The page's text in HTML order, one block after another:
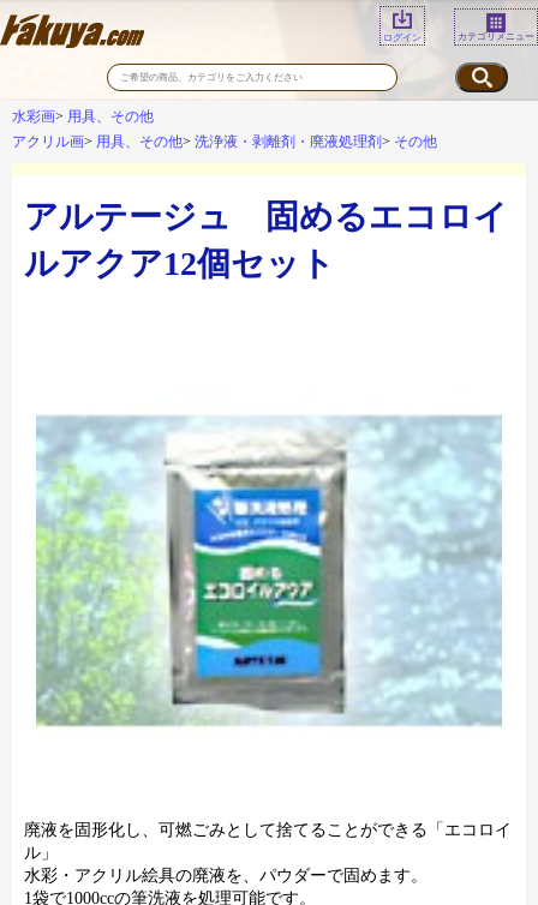
ログイン カテゴリメニュー
水彩画
用具、その他
アクリル画
用具、その他 洗浄液・剥離剤・廃液処理剤 その他
アルテージュ 固めるエコロイ
ルアクア12個セット
廃液を固形化し、可燃ごみとして捨てることができる「エコロイ
ル」
水彩・アクリル絵具の廃液を、パウダーで固めます。
1袋で1000ccの筆洗液を処理可能です。